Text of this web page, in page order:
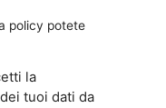
policy potete
la
tuoi dati da